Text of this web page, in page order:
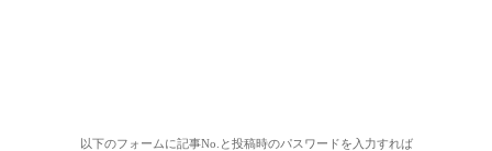
以下のフォームに記事No.と投稿時のパスワードを入力すれば